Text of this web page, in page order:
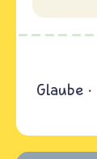
Glaube